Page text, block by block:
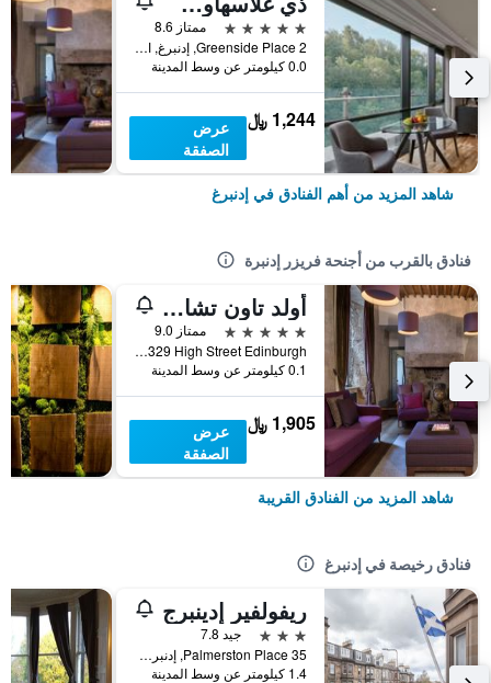
5 نجوم
ممتاز 8.6
2 Greenside Place, إدنبرغ, المملكة المتحدة
0.0 كيلومتر عن وسط المدينة
1,244 ﷼
عرض
الصفقة
شاهد المزيد من أهم الفنادق في إدنبرغ
فنادق بالقرب من أجنحة فريزر إدنبرة
أولد تاون تشامبرز، أوتوجراف كوليكشن
5 نجوم
ممتاز 9.0
Royal Mile 329 High Street Edinburgh, إدنبرغ, المملكة المتحدة
0.1 كيلومتر عن وسط المدينة
1,905 ﷼
عرض
الصفقة
شاهد المزيد من الفنادق القريبة
فنادق رخيصة في إدنبرغ
ريفولفير إدينبرج
3 نجوم
جيد 7.8
35 Palmerston Place, إدنبرغ, المملكة المتحدة
1.4 كيلومتر عن وسط المدينة